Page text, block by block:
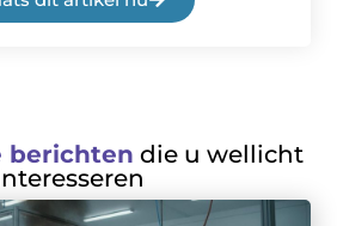
berichten die u wellicht